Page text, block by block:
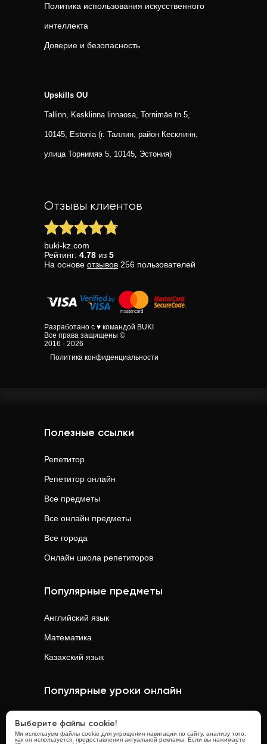
Политика использования искусственного
интеллекта
Доверие и безопасность
Upskills OU
Tallinn, Kesklinna linnaosa, Tornimäe tn 5,
10145, Estonia (г. Таллин, район Кесклинн,
улица Торнимяэ 5, 10145, Эстония)
Отзывы клиентов
buki-kz.com
Рейтинг: 4.78 из 5
На основе отзывов 256 пользователей
Разработано с ♥ командой BUKI
Все права защищены ©
2016 - 2026
Политика конфиденциальности
Полезные ссылки
Репетитор
Репетитор онлайн
Все предметы
Все онлайн предметы
Все города
Онлайн школа репетиторов
Популярные предметы
Английский язык
Математика
Казахский язык
Популярные уроки онлайн
Физикаонлайн
Выберите файлы cookie!
Ми используем файлы cookie для упрощения навигации по сайту, анализу того,
как он используется, предоставления актуальной рекламы. Если вы нажимаете